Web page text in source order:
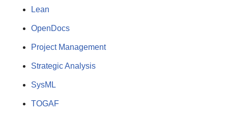
Lean
OpenDocs
Project Management
Strategic Analysis
SysML
TOGAF